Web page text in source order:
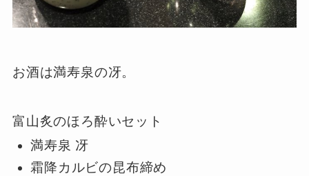
お酒は満寿泉の冴。
富山炙のほろ酔いセット
満寿泉 冴
霜降カルビの昆布締め